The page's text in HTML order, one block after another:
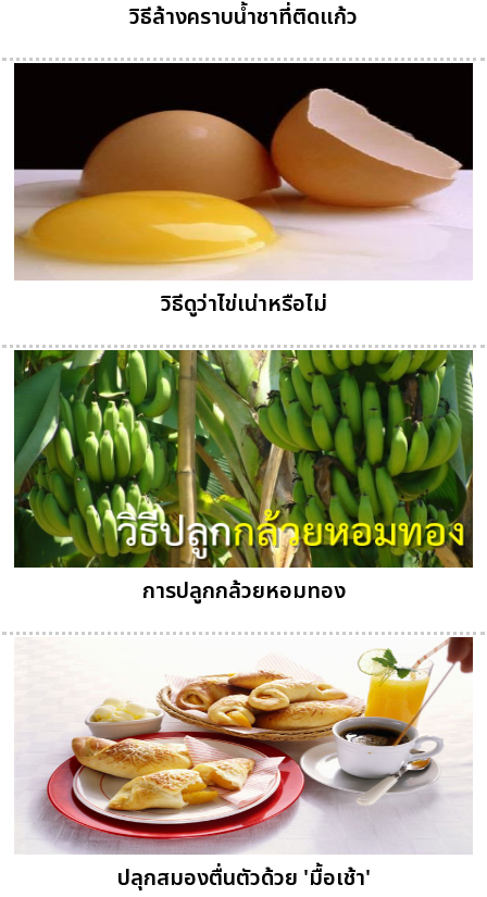
วิธีล้างคราบน้ำชาที่ติดแก้ว
วิธีดูว่าไข่เน่าหรือไม่
การปลูกกล้วยหอมทอง
ปลุกสมองตื่นตัวด้วย 'มื้อเช้า'